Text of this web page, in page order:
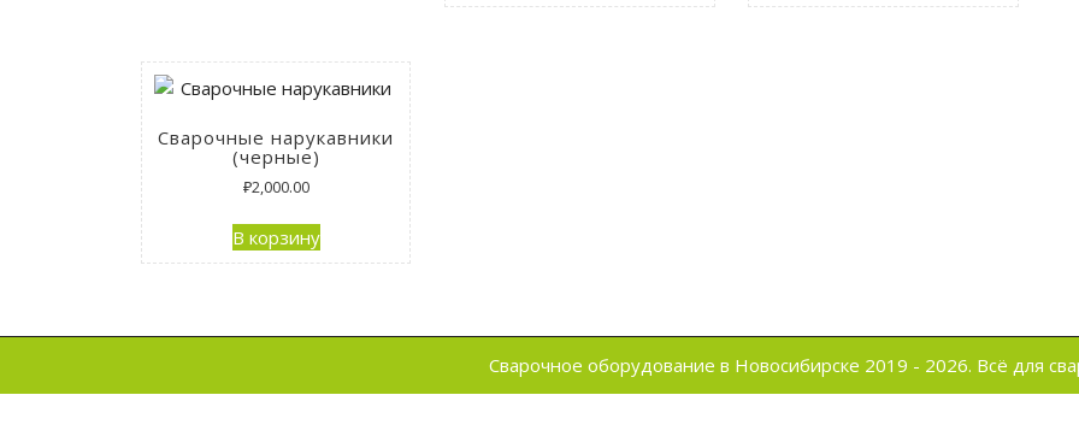
Сварочные нарукавники
(черные)
₽2,000.00
В корзину
Сварочное оборудование в Новосибирске 2019 - 2026. Всё для